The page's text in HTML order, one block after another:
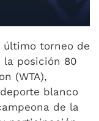
último torneo de
la posición 80
(WTA),
blanco
de la